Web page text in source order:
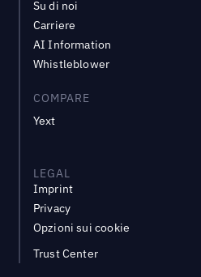
Su di noi
Carriere
AI Information
Whistleblower
COMPARE
Yext
LEGAL
Imprint
Privacy
Opzioni sui cookie
Trust Center